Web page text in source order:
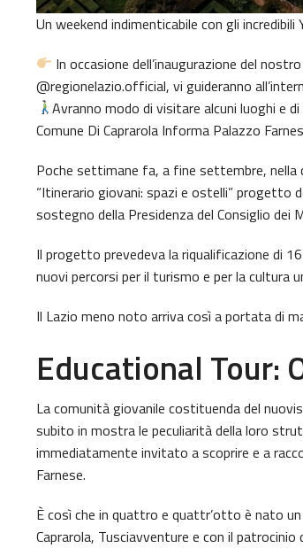
Un weekend indimenticabile con gli
In occasione dell’inaugurazione del
@regionelazio.official, vi guideranno
Avranno modo di visitare alcuni luoghi e
Comune Di Caprarola Informa Palazzo
Poche settimane fa, a fine settembre, nella
“Itinerario giovani: spazi e ostelli” progetto
sostegno della Presidenza del Consiglio dei
Il progetto prevedeva la riqualificazione di
nuovi percorsi per il turismo e per la cultura
Il Lazio meno noto arriva così a portata di
Educational Tour:
La comunità giovanile costituenda del
subito in mostra le peculiarità della loro
immediatamente invitato a scoprire e a
Farnese.
È così che in quattro e quattr’otto è nato
Caprarola, Tusciavventure e con il